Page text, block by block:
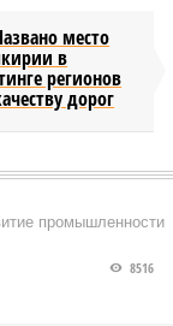
место
в
регионов
дорог
промышленности
8516